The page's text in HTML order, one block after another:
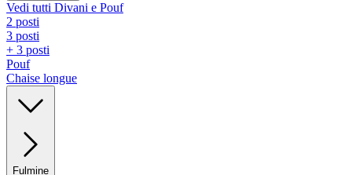
Vedi tutti Divani e Pouf
2 posti
3 posti
+ 3 posti
Pouf
Chaise longue
Fulmine